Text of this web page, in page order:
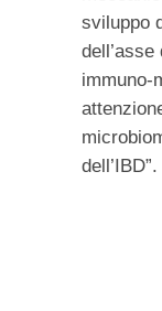
sviluppo
immuno-
dell’IBD”.